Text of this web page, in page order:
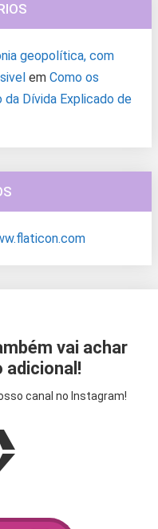
geopolítica, com
em Como os
da Dívida Explicado de
vai achar
adicional!
canal no Instagram!